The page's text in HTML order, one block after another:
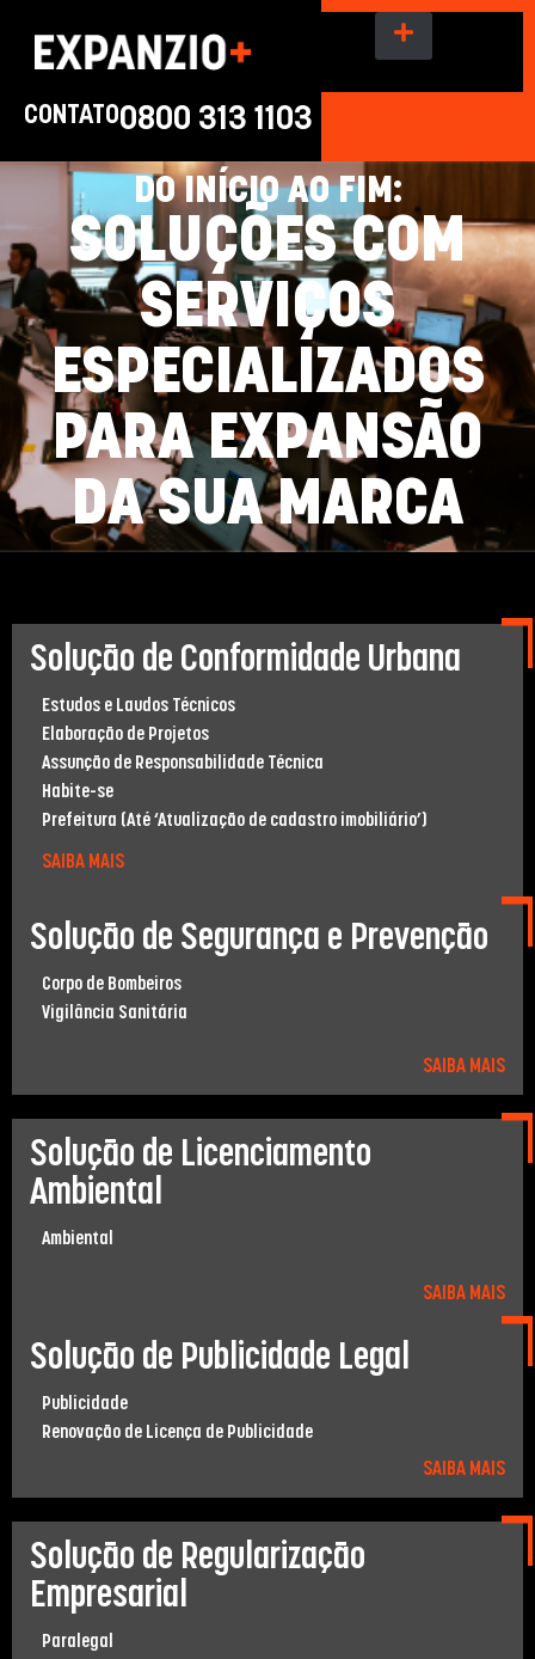
CONTATO0800 313 1103
DO INÍCIO AO FIM:
SOLUÇÕES COM
SERVIÇOS
ESPECIALIZADOS
PARA EXPANSÃO
DA SUA MARCA
Solução de Conformidade Urbana
Estudos e Laudos Técnicos
Elaboração de Projetos
Assunção de Responsabilidade Técnica
Habite-se
Prefeitura (Até ‘Atualização de cadastro imobiliário’)
SAIBA MAIS
Solução de Segurança e Prevenção
Corpo de Bombeiros
Vigilância Sanitária
SAIBA MAIS
Solução de Licenciamento
Ambiental
Ambiental
SAIBA MAIS
Solução de Publicidade Legal
Publicidade
Renovação de Licença de Publicidade
SAIBA MAIS
Solução de Regularização
Empresarial
Paralegal